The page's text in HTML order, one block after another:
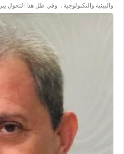
والبيئية والتكنولوجية . وفي ظل هذا التحول